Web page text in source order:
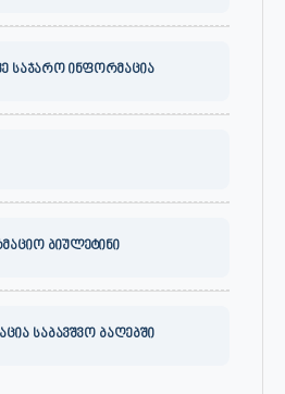
საჯარო ინფორმაცია
ბიულეტინი
საბავშვო ბაღებში